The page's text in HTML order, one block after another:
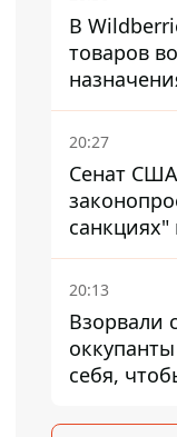
В
товаров
изменили
20:27
Сенат
Ирана
20:13
Взорвали
себя,